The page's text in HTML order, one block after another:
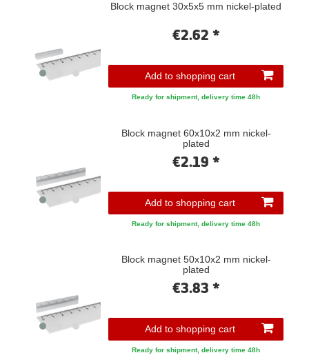
Block magnet 30x5x5 mm nickel-plated
€2.62 *
Add to shopping cart
Ready for shipment, delivery time 48h
Block magnet 60x10x2 mm nickel-
plated
€2.19 *
Add to shopping cart
Ready for shipment, delivery time 48h
Block magnet 50x10x2 mm nickel-
plated
€3.83 *
Add to shopping cart
Ready for shipment, delivery time 48h